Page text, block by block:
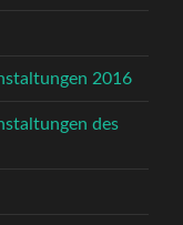
2016
des